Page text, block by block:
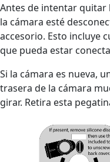
Antes de intentar quitar
la cámara esté
accesorio. Esto incluye
que pueda estar
Si la cámara es nueva,
trasera de la cámara
girar. Retira esta